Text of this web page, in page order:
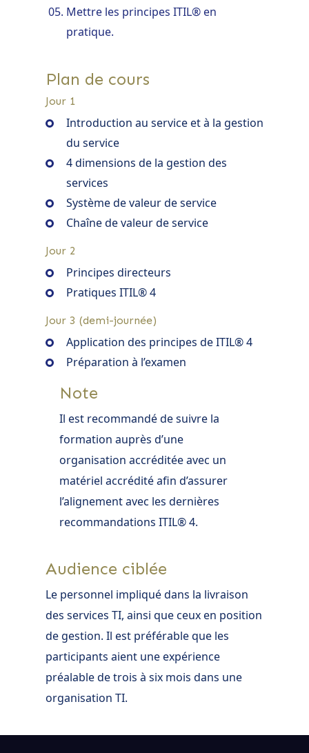
Mettre les principes ITIL® en
pratique.
Plan de cours
Jour 1
Introduction au service et à la gestion
du service
4 dimensions de la gestion des
services
Système de valeur de service
Chaîne de valeur de service
Jour 2
Principes directeurs
Pratiques ITIL® 4
Jour 3 (demi-journée)
Application des principes de ITIL® 4
Préparation à l’examen
Note
Il est recommandé de suivre la
formation auprès d’une
organisation accréditée avec un
matériel accrédité afin d’assurer
l’alignement avec les dernières
recommandations ITIL® 4.
Audience ciblée
Le personnel impliqué dans la livraison
des services TI, ainsi que ceux en position
de gestion. Il est préférable que les
participants aient une expérience
préalable de trois à six mois dans une
organisation TI.